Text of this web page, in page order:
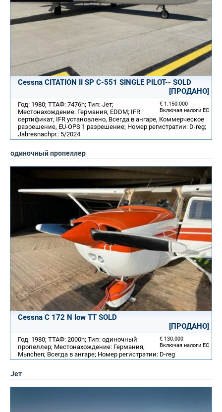
Cessna CITATION II SP C-551 SINGLE PILOT-- SOLD
[ПРОДАНО]
€ 1.150.000
Включая налоги ЕС
Год: 1980; ТТАФ: 7476h; Тип: Jет;
Местонахождение: Германия, EDDM; IFR
сертификат, IFR установлено, Всегда в ангаре, Коммерческое
разрешение, EU-OPS 1 разрешение; Номер регистратии: D-reg;
Jahresnachpr.: 5/2024
одиночный пропеллер
Cessna C 172 N low TT SOLD
[ПРОДАНО]
€ 130.000
Включая налоги ЕС
Год: 1980; ТТАФ: 2000h; Тип: одиночный
пропеллер; Местонахождение: Германия,
Mьnchen; Всегда в ангаре; Номер регистратии: D-reg
Jет